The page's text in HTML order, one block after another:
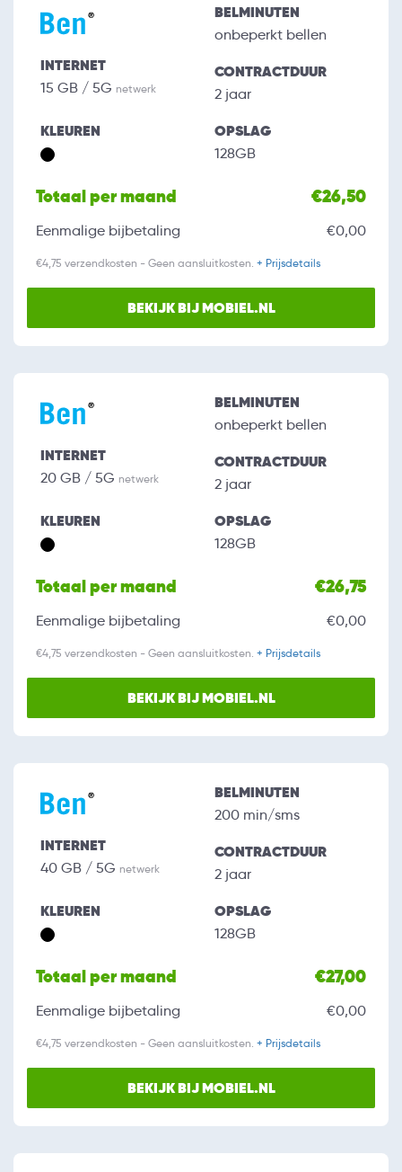
INTERNET
15 GB / 5G netwerk
BELMINUTEN
onbeperkt bellen
CONTRACTDUUR
2 jaar
KLEUREN OPSLAG
128GB
Totaal per maand €26,50
Eenmalige bijbetaling €0,00
€4,75 verzendkosten - Geen aansluitkosten. + Prijsdetails
BEKIJK BIJ MOBIEL.NL
INTERNET
20 GB / 5G netwerk
BELMINUTEN
onbeperkt bellen
CONTRACTDUUR
2 jaar
KLEUREN OPSLAG
128GB
Totaal per maand €26,75
Eenmalige bijbetaling €0,00
€4,75 verzendkosten - Geen aansluitkosten. + Prijsdetails
BEKIJK BIJ MOBIEL.NL
INTERNET
40 GB / 5G netwerk
BELMINUTEN
200 min/sms
CONTRACTDUUR
2 jaar
KLEUREN OPSLAG
128GB
Totaal per maand €27,00
Eenmalige bijbetaling €0,00
€4,75 verzendkosten - Geen aansluitkosten. + Prijsdetails
BEKIJK BIJ MOBIEL.NL